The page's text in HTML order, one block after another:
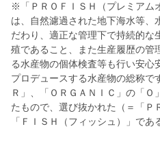
※「ＰＲＯＦＩＳＨ（プレミアム
は、自然濾過された地下海水等、
だわり、適正な管理下で持続的な
殖であること、また生産履歴の管
る水産物の個体検査等も行い安
プロデュースする水産物の総称で
Ｒ」、「ＯＲＧＡＮＩＣ」の「
たもので、選び抜かれた（＝「Ｐ
「ＦＩＳＨ（フィッシュ）」であ